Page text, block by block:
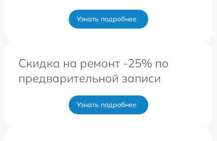
Узнать подробнее
Скидка на ремонт -25% по
предварительной записи
Узнать подробнее